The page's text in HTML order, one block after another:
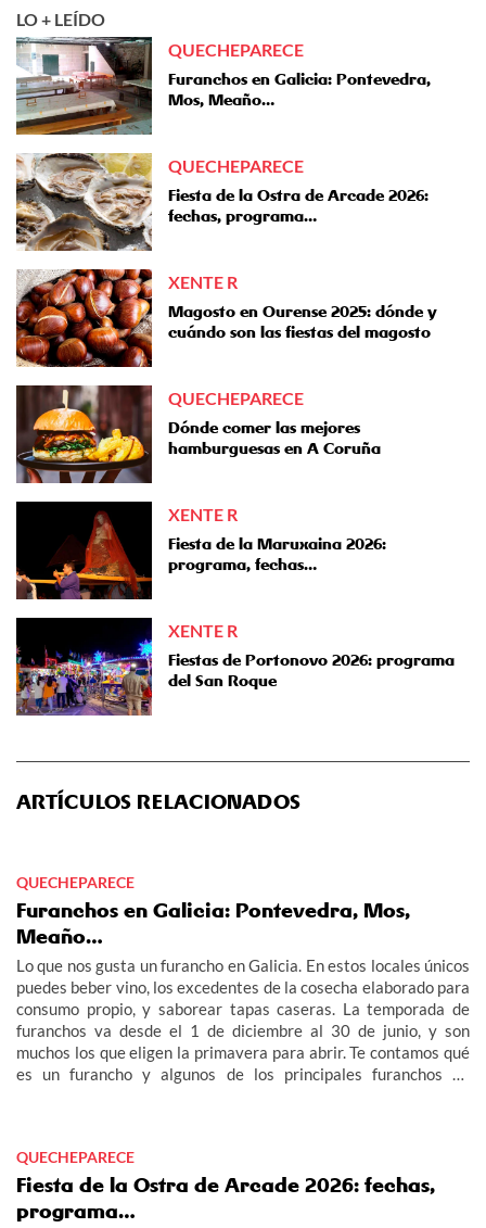
LO + LEÍDO
QUECHEPARECE
Furanchos en Galicia: Pontevedra,
Mos, Meaño…
QUECHEPARECE
Fiesta de la Ostra de Arcade 2026:
fechas, programa…
XENTE R
Magosto en Ourense 2025: dónde y
cuándo son las fiestas del magosto
QUECHEPARECE
Dónde comer las mejores
hamburguesas en A Coruña
XENTE R
Fiesta de la Maruxaina 2026:
programa, fechas…
XENTE R
Fiestas de Portonovo 2026: programa
del San Roque
ARTÍCULOS RELACIONADOS
QUECHEPARECE
Furanchos en Galicia: Pontevedra, Mos,
Meaño…
Lo que nos gusta un furancho en Galicia. En estos locales únicos
puedes beber vino, los excedentes de la cosecha elaborado para
consumo propio, y saborear tapas caseras. La temporada de
furanchos va desde el 1 de diciembre al 30 de junio, y son
muchos los que eligen la primavera para abrir. Te contamos qué
es un furancho y algunos de los principales furanchos en
QUECHEPARECE
Fiesta de la Ostra de Arcade 2026: fechas,
programa…